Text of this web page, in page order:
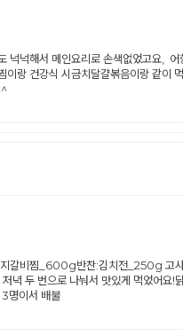
넉넉해서 메인요리로 손색없었고요, 어
랑 건강식 시금치달걀볶음이랑 같이
지갈비찜_600g반찬:김치전_250g 고
녁 두 번으로 나눠서 맛있게 먹었어요!
명이서 배불